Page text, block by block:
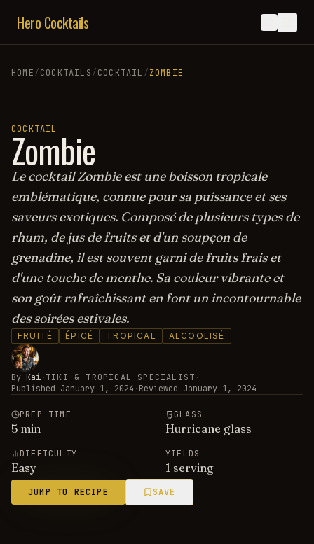
Hero Cocktails
HOME/COCKTAILS/COCKTAIL /ZOMBIE
COCKTAIL
Zombie
Le cocktail Zombie est une boisson tropicale
emblématique, connue pour sa puissance et ses
saveurs exotiques. Composé de plusieurs types de
rhum, de jus de fruits et d'un soupçon de
grenadine, il est souvent garni de fruits frais et
d'une touche de menthe. Sa couleur vibrante et
son goût rafraîchissant en font un incontournable
des soirées estivales.
FRUITÉ ÉPICÉ TROPICAL ALCOOLISÉ
By Kai·TIKI & TROPICAL SPECIALIST ·
Published January 1, 2024 ·Reviewed January 1, 2024
PREP TIME
5 min
GLASS
Hurricane glass
DIFFICULTY
Easy
YIELDS
1 serving
JUMP TO RECIPE SAVE